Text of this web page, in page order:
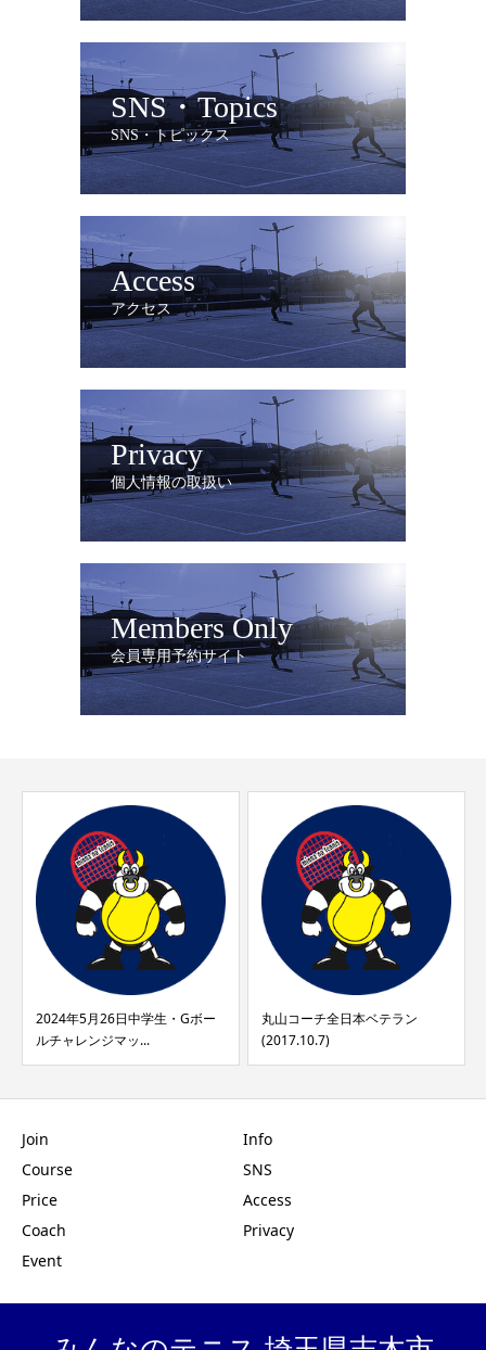
SNS・Topics
SNS・トピックス
Access
アクセス
Privacy
個人情報の取扱い
Members Only
会員専用予約サイト
2024年5月26日中学生・Gボー
ルチャレンジマッ...
丸山コーチ全日本ベテラン
(2017.10.7)
Join
Course
Price
Coach
Event
Info
SNS
Access
Privacy